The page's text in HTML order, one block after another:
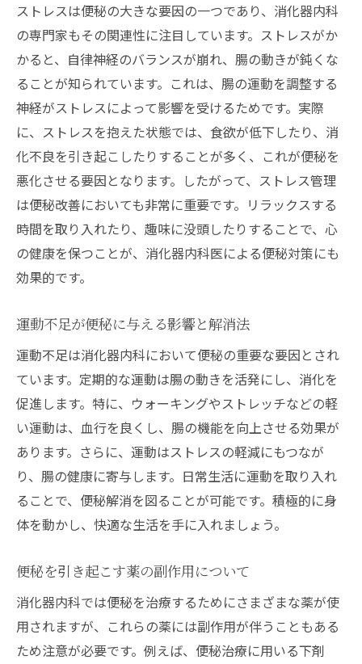
便秘薬使用後のモニタリング方法
消化器内科の視点から見た便秘薬の適正使
用
消化器内科で推奨される便秘薬とその効果を理
解しよう
消化器内科で評価される便秘薬の効果とは
使用者の声から見る便秘薬の実際の効力
便秘薬の効果を左右する要因
効果的な便秘薬の選び方と使用法
便秘薬の効果を最大化するためのヒント
便秘薬の使用後に期待できる改善効果
秘の対処法
日常生活でできる便秘予防の実践法
便秘を防ぐための食生活のポイント
運動がもたらす便秘改善の効果
ストレス管理と便秘予防の関係
便秘の早期発見と対策の重要性
消化器内科医が提案する健康的なライフス
タイル
ストレスは便秘の大きな要因の一つであり、消化器内科
の専門家もその関連性に注目しています。ストレスがか
かると、自律神経のバランスが崩れ、腸の動きが鈍くな
ることが知られています。これは、腸の運動を調整する
神経がストレスによって影響を受けるためです。実際
に、ストレスを抱えた状態では、食欲が低下したり、消
化不良を引き起こしたりすることが多く、これが便秘を
悪化させる要因となります。したがって、ストレス管理
は便秘改善においても非常に重要です。リラックスする
時間を取り入れたり、趣味に没頭したりすることで、心
の健康を保つことが、消化器内科医による便秘対策にも
効果的です。
運動不足が便秘に与える影響と解消法
運動不足は消化器内科において便秘の重要な要因とされ
ています。定期的な運動は腸の動きを活発にし、消化を
促進します。特に、ウォーキングやストレッチなどの軽
い運動は、血行を良くし、腸の機能を向上させる効果が
あります。さらに、運動はストレスの軽減にもつなが
り、腸の健康に寄与します。日常生活に運動を取り入れ
ることで、便秘解消を図ることが可能です。積極的に身
体を動かし、快適な生活を手に入れましょう。
便秘を引き起こす薬の副作用について
消化器内科では便秘を治療するためにさまざまな薬が使
用されますが、これらの薬には副作用が伴うこともある
ため注意が必要です。例えば、便秘治療に用いる下剤